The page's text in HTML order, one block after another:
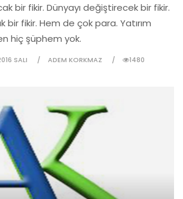
bir fikir. Dünyayı değiştirecek bir fikir.
bir fikir. Hem de çok para. Yatırım
hiç şüphem yok.
SALI ADEM KORKMAZ 1480